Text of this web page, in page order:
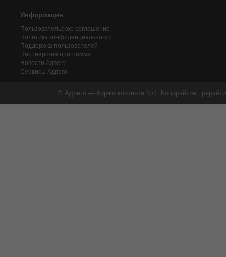
Информация
Пользовательское соглашение
Политика конфиденциальности
Поддержка пользователей
Партнерская программа
Новости Адвего
Сервисы Адвего
© Адвего — биржа контента №1. Копирайтинг,